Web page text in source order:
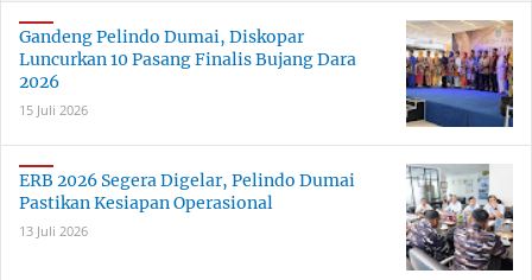
Gandeng Pelindo Dumai, Diskopar
Luncurkan 10 Pasang Finalis Bujang Dara
2026
15 Juli 2026
ERB 2026 Segera Digelar, Pelindo Dumai
Pastikan Kesiapan Operasional
13 Juli 2026